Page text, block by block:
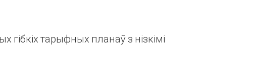
тарыфных планаў з нізкімі